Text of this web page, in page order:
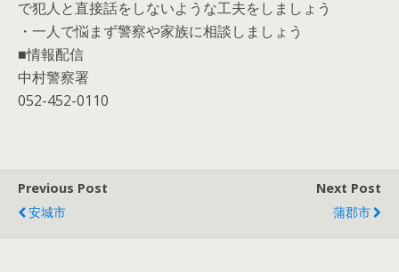
で犯人と直接話をしないような工夫をしましょう
・一人で悩まず警察や家族に相談しましょう
■情報配信
中村警察署
052-452-0110
Previous Post
安城市
Next Post
蒲郡市